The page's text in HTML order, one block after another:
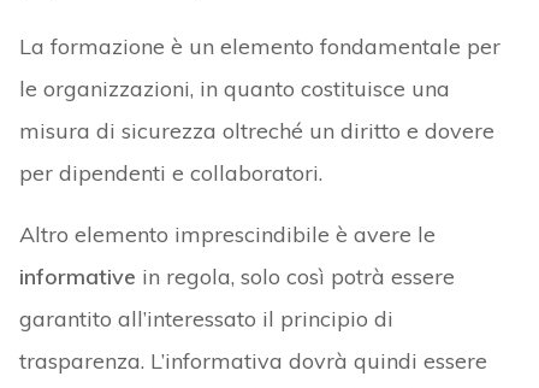
La formazione è un elemento fondamentale per
le organizzazioni, in quanto costituisce una
misura di sicurezza oltreché un diritto e dovere
per dipendenti e collaboratori.
Altro elemento imprescindibile è avere le
informative in regola, solo così potrà essere
garantito all’interessato il principio di
trasparenza. L’informativa dovrà quindi essere